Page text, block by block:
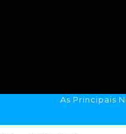
As Principais